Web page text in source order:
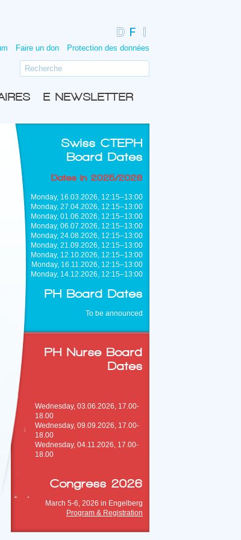
Faire un don Protection des données
E-NEWSLETTER
Swiss CTEPH
Board Dates
Dates in 2025/2026
Monday, 16.03.2026, 12:15–13:00
Monday, 27.04.2026, 12:15–13:00
Monday, 01.06.2026, 12:15–13:00
Monday, 06.07.2026, 12:15–13:00
Monday, 24.08.2026, 12:15–13:00
Monday, 21.09.2026, 12:15–13:00
Monday, 12.10.2026, 12:15–13:00
Monday, 16.11.2026, 12:15–13:00
Monday, 14.12.2026, 12:15–13:00
PH Board Dates
To be announced
PH Nurse Board
Dates
Wednesday, 03.06.2026, 17.00-
18.00
Wednesday, 09.09.2026, 17.00-
18.00
Wednesday, 04.11.2026, 17.00-
18.00
Congress 2026
March 5-6, 2026 in Engelberg
Program & Registration